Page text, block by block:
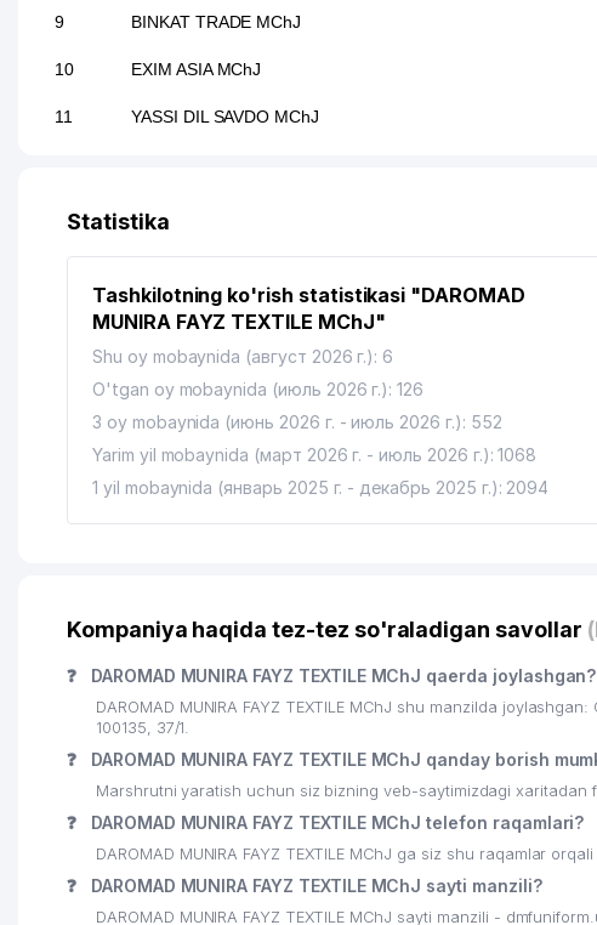
9 BINKAT TRADE MChJ
10 EXIM ASIA MChJ
11 YASSI DIL SAVDO MChJ
13 2-KATARTOL MAHALLA QO'MITASI
14 KANS-SARBON MChJ
BAXT UMID SHIRKATI UY-JOY MULK SHIRKATI
ARSLON KOMMUNAL SERVIS UY-JOY MULKDORLARI
TOSHKENT SHAHAR BO'YICHA DAVLAT BOJXONA
FORTE ELITE PLAST MChJ
TARONA-MUSIC MChJ
22 BILOL FARM SHIFO MChJ
23 SINGAPUR INSTITUTE O'QUV-RESURS MARKAZI
BOOMERANG GROUP MChJ
26 MANAGEMENT DEVELOPMENT INSTITUTE OF
USMONOV ABSALAM MEDICAL SERVICE XUSUSIY
Statistika
Tashkilotning ko'rish statistikasi "DAROMAD
MUNIRA FAYZ TEXTILE MChJ"
Shu oy mobaynida (август 2026 г.): 6
O'tgan oy mobaynida (июль 2026 г.): 126
3 oy mobaynida (июнь 2026 г. - июль 2026 г.): 552
Yarim yil mobaynida (март 2026 г. - июль 2026 г.): 1068
1 yil mobaynida (январь 2025 г. - декабрь 2025 г.): 2094
Kompaniya haqida tez-tez so'raladigan savollar
❓ DAROMAD MUNIRA FAYZ TEXTILE MChJ qaerda joylashgan?
DAROMAD MUNIRA FAYZ TEXTILE MChJ shu manzilda
100135, 37/1.
❓ DAROMAD MUNIRA FAYZ TEXTILE MChJ qanday borish
Marshrutni yaratish uchun siz bizning veb-saytimizdagi xaritadan
❓ DAROMAD MUNIRA FAYZ TEXTILE MChJ telefon raqamlari?
DAROMAD MUNIRA FAYZ TEXTILE MChJ ga siz shu raqamlar
❓ DAROMAD MUNIRA FAYZ TEXTILE MChJ sayti manzili?
DAROMAD MUNIRA FAYZ TEXTILE MChJ sayti manzili -